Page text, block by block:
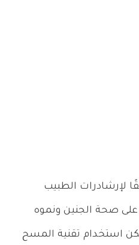
لإرشادرات الطبيب
على صحة الجنين ونموه
استخدام تقنية المسح